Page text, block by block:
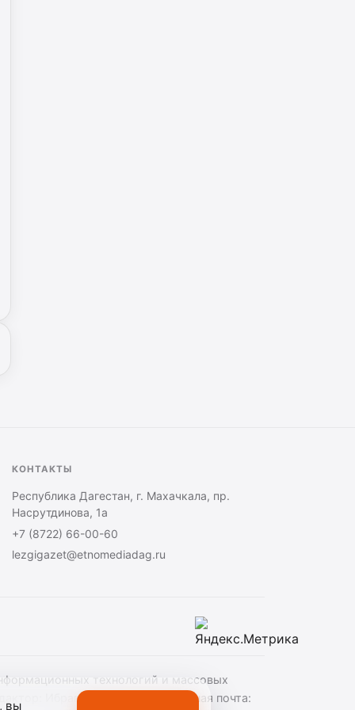
КОНТАКТЫ
Республика Дагестан, г. Махачкала, пр.
Насрутдинова, 1а
+7 (8722) 66-00-60
lezgigazet@etnomediadag.ru
технологий и массовых
Ибрагимов М.И. Электронная почта:
вы